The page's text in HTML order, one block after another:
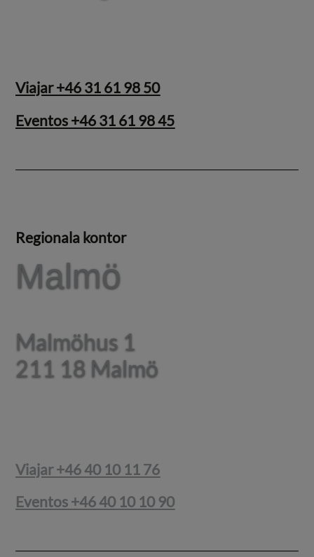
Viajar +46 31 61 98 50
Eventos +46 31 61 98 45
Regionala kontor
Malmö
Malmöhus 1
211 18 Malmö
Malmö
Malmöhus 1
211 18 Malmö
Viajar +46 40 10 11 76
Eventos +46 40 10 10 90